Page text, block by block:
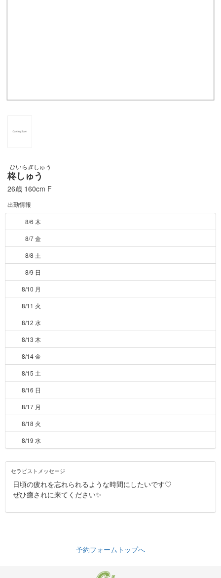
ひいらぎしゅう
柊しゅう
26歳 160cm F
出勤情報
8/6 木
8/7 金
8/8 土
8/9 日
8/10 月
8/11 火
8/12 水
8/13 木
8/14 金
8/15 土
8/16 日
8/17 月
8/18 火
8/19 水
セラピストメッセージ
日頃の疲れを忘れられるような時間にしたいです♡
ぜひ癒されに来てください✨
予約フォームトップへ